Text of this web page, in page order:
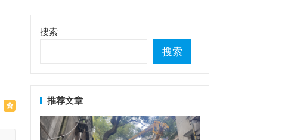
搜索
搜索
推荐文章